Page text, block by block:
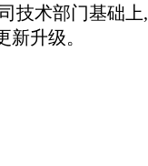
技术部门基础
新升级。